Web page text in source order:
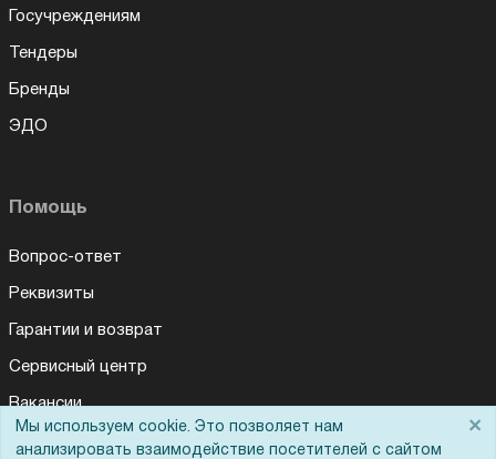
Госучреждениям
Тендеры
Бренды
ЭДО
Помощь
Вопрос-ответ
Реквизиты
Гарантии и возврат
Сервисный центр
Вакансии
Мы используем cookie. Это позволяет нам
анализировать взаимодействие посетителей с сайтом
×